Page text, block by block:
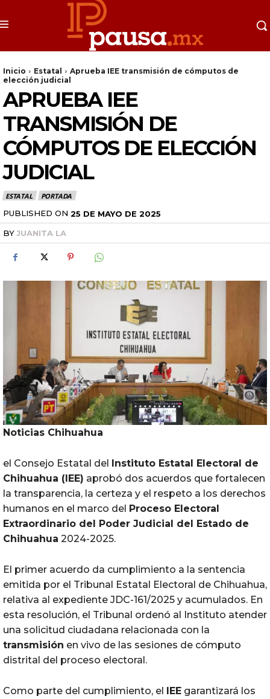
Inicio Estatal
Aprueba IEE transmisión de cómputos de
elección judicial
APRUEBA IEE
TRANSMISIÓN DE
CÓMPUTOS DE ELECCIÓN
JUDICIAL
ESTATAL PORTADA
PUBLISHED ON 25 DE MAYO DE 2025
BYJUANITA LA
Noticias Chihuahua
el Consejo Estatal del Instituto Estatal Electoral de
Chihuahua (IEE) aprobó dos acuerdos que fortalecen
la transparencia, la certeza y el respeto a los derechos
humanos en el marco del Proceso Electoral
Extraordinario del Poder Judicial del Estado de
Chihuahua 2024-2025.
El primer acuerdo da cumplimiento a la sentencia
emitida por el Tribunal Estatal Electoral de Chihuahua,
relativa al expediente JDC-161/2025 y acumulados. En
esta resolución, el Tribunal ordenó al Instituto atender
una solicitud ciudadana relacionada con la
transmisión en vivo de las sesiones de cómputo
distrital del proceso electoral.
Como parte del cumplimiento, el IEE garantizará los